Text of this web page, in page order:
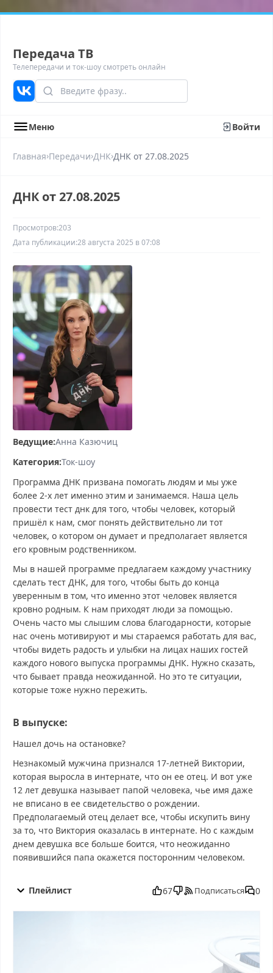
Передача ТВ
Телепередачи и ток-шоу смотреть онлайн
Меню Войти
Главная›Передачи›ДНК›ДНК от 27.08.2025
ДНК от 27.08.2025
Просмотров:203
Дата публикации:28 августа 2025 в 07:08
Ведущие:Анна Казючиц
Категория:Ток-шоу
Программа ДНК призвана помогать людям и мы уже
более 2-х лет именно этим и занимаемся. Наша цель
провести тест днк для того, чтобы человек, который
пришёл к нам, смог понять действительно ли тот
человек, о котором он думает и предполагает является
его кровным родственником.
Мы в нашей программе предлагаем каждому участнику
сделать тест ДНК, для того, чтобы быть до конца
уверенным в том, что именно этот человек является
кровно родным. К нам приходят люди за помощью.
Очень часто мы слышим слова благодарности, которые
нас очень мотивируют и мы стараемся работать для вас,
чтобы видеть радость и улыбки на лицах наших гостей
каждого нового выпуска программы ДНК. Нужно сказать,
что бывает правда неожиданной. Но это те ситуации,
которые тоже нужно пережить.
В выпуске:
Нашел дочь на остановке?
Незнакомый мужчина признался 17-летней Виктории,
которая выросла в интернате, что он ее отец. И вот уже
12 лет девушка называет папой человека, чье имя даже
не вписано в ее свидетельство о рождении.
Предполагаемый отец делает все, чтобы искупить вину
за то, что Виктория оказалась в интернате. Но с каждым
днем девушка все больше боится, что неожиданно
появившийся папа окажется посторонним человеком.
27.08.2025 смотреть онлайн, ДНК от 27.08.2025 последний
27.08.2025 сегодня смотреть, ДНК от 27.08.2025 выпуск онлайн,
от 27.08.2025 телепередача, прямой эфир ДНК от 27.08.2025
онлайн бесплатно, программа ДНК от 27.08.2025, смотреть ДНК
от 27.08.2025 онлайн, самое интересное в ДНК от 27.08.2025,
Плейлист 67 Подписаться 0